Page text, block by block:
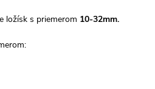
ložísk s priemerom 10-32mm.